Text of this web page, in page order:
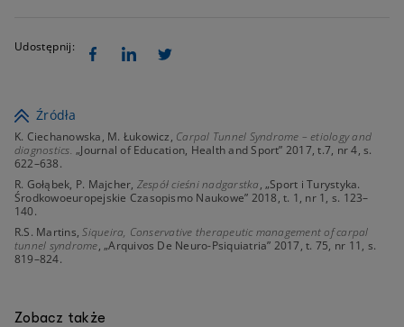
Udostępnij:
Źródła
K. Ciechanowska, M. Łukowicz, Carpal Tunnel Syndrome – etiology and
diagnostics.„Journal of Education, Health and Sport” 2017, t.7, nr 4, s.
622–638.
R. Gołąbek, P. Majcher, Zespół cieśni nadgarstka, „Sport i Turystyka.
Środkowoeuropejskie Czasopismo Naukowe” 2018, t. 1, nr 1, s. 123–
140.
R.S. Martins,Siqueira, Conservative therapeutic management of carpal
tunnel syndrome, „Arquivos De Neuro-Psiquiatria” 2017, t. 75, nr 11, s.
819–824.
Zobacz także